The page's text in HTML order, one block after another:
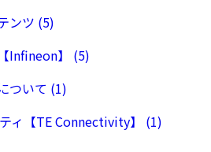
ンツ (5)
Infineon】 (5)
ついて (1)
ィ【TE Connectivity】 (1)